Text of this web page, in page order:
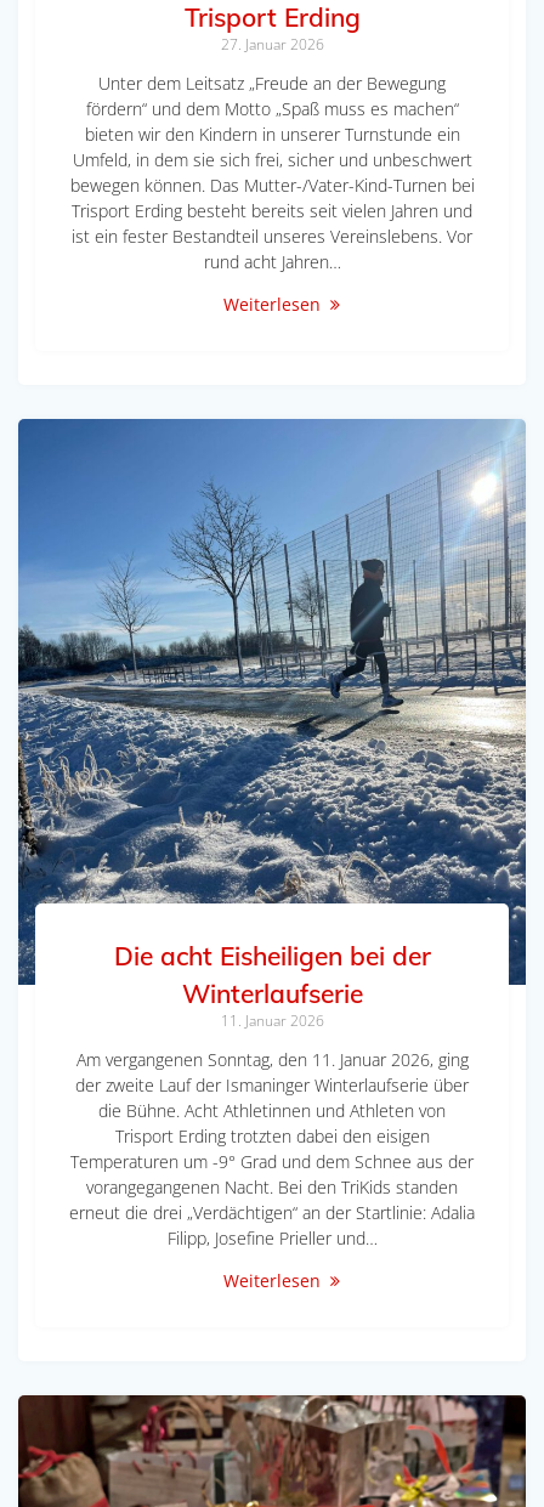
Trisport Erding
27. Januar 2026
Unter dem Leitsatz „Freude an der Bewegung
fördern“ und dem Motto „Spaß muss es machen“
bieten wir den Kindern in unserer Turnstunde ein
Umfeld, in dem sie sich frei, sicher und unbeschwert
bewegen können. Das Mutter-/Vater-Kind-Turnen bei
Trisport Erding besteht bereits seit vielen Jahren und
ist ein fester Bestandteil unseres Vereinslebens. Vor
rund acht Jahren…
Weiterlesen
Die acht Eisheiligen bei der
Winterlaufserie
11. Januar 2026
Am vergangenen Sonntag, den 11. Januar 2026, ging
der zweite Lauf der Ismaninger Winterlaufserie über
die Bühne. Acht Athletinnen und Athleten von
Trisport Erding trotzten dabei den eisigen
Temperaturen um -9° Grad und dem Schnee aus der
vorangegangenen Nacht. Bei den TriKids standen
erneut die drei „Verdächtigen“ an der Startlinie: Adalia
Filipp, Josefine Prieller und…
Weiterlesen